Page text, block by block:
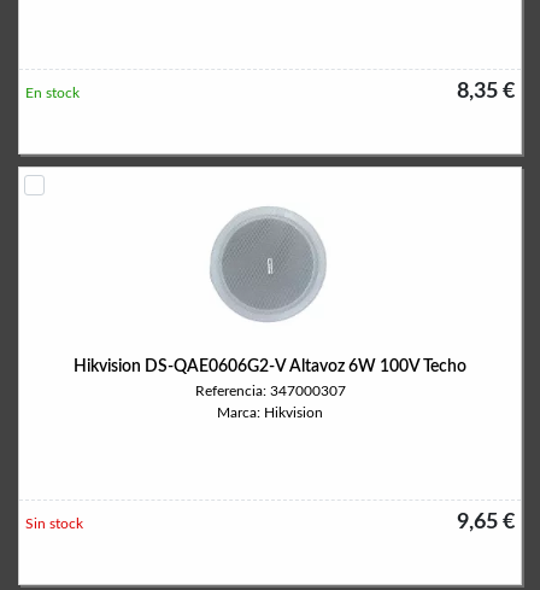
8,35 €
En stock
Hikvision DS-QAE0606G2-V Altavoz 6W 100V Techo
Referencia: 347000307
Marca: Hikvision
9,65 €
Sin stock